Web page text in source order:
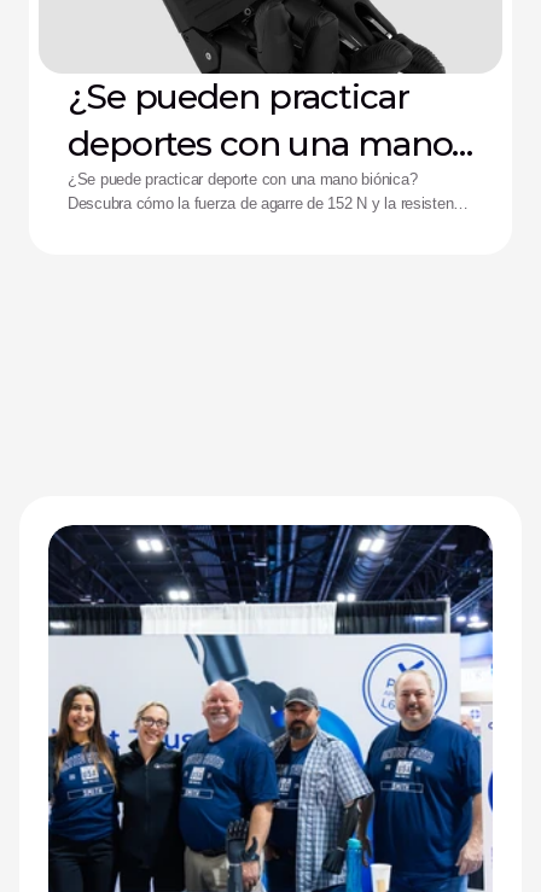
¿Se pueden practicar
deportes con una mano
biónica?
¿Se puede practicar deporte con una mano biónica?
Descubra cómo la fuerza de agarre de 152 N y la resistencia